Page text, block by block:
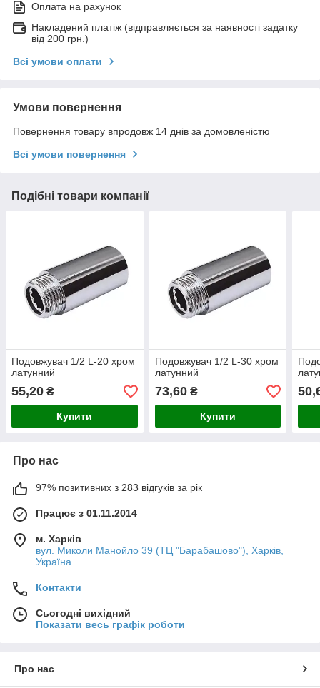
Оплата на рахунок
Накладений платіж (відправляється за наявності задатку
від 200 грн.)
Всі умови оплати
Умови повернення
Повернення товару впродовж 14 днів за домовленістю
Всі умови повернення
Подібні товари компанії
Подовжувач 1/2 L-20 хром
латунний
55,20 ₴
Купити
Подовжувач 1/2 L-30 хром
латунний
73,60₴
Купити
Про нас
97% позитивних з 283 відгуків за рік
Працює з 01.11.2014
м. Харків
вул. Миколи Манойло 39 (ТЦ "Барабашово"), Харків,
Україна
Контакти
Сьогодні вихідний
Показати весь графік роботи
Про нас